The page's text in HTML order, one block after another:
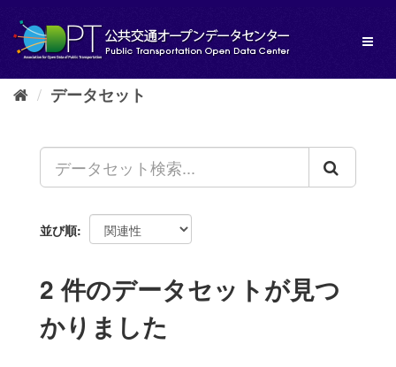
し
データセット
並び順
2 件のデータセットが見つ
かりました